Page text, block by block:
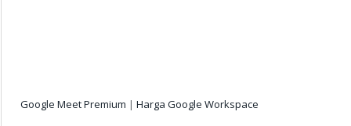
Google Meet Premium | Harga Google Workspace